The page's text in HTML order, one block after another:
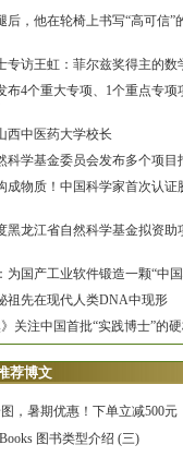
后，他在轮椅上书写“高可信”
专访王虹：菲尔兹奖得主的数
布4个重大专项、1个重点专项
西中医药大学校长
科学基金委员会发布多个项目
成物质！中国科学家首次认证
黑龙江省自然科学基金拟资助
为国产工业软件锻造一颗“中
祖先在现代人类DNA中现形
》关注中国首批“实践博士”的
荐博文
，暑期优惠！下单立减500元
图书类型介绍 (三)